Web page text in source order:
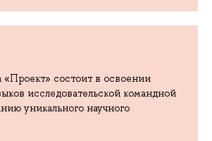
состоит в освоении
исследовательской командной
уникального научного